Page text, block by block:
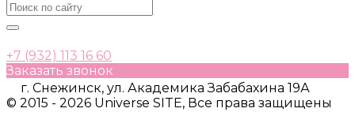
+7 (932) 113 16 60
Заказать звонок
г. Снежинск, ул. Академика Забабахина 19А
© 2015 - 2026 Universe SITE, Все права защищены